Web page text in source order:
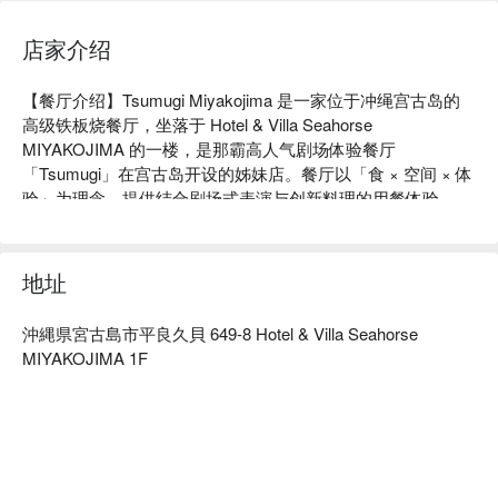
店家介绍
【餐厅介绍】Tsumugi Miyakojima 是一家位于冲绳宫古岛的
高级铁板烧餐厅，坐落于 Hotel & Villa Seahorse
MIYAKOJIMA 的一楼，是那霸高人气剧场体验餐厅
「Tsumugi」在宫古岛开设的姊妹店。餐厅以「食 × 空间 × 体
验」为理念，提供结合剧场式表演与创新料理的用餐体验。
完成事情。使用液态氮，许多场景在影片中看起来很棒。至于
味道，他们对肉和蔬菜都很讲究，非常美味。员工很友好，服
【严选食材】主厨选用来自全国的严选食材，包括神户牛等高
级和牛，透过铁板现场烹调，让宾客在视觉、听觉与味觉上获
地址
沖縄県宮古島市平良久貝 649-8 Hotel & Villa Seahorse
MIYAKOJIMA 1F